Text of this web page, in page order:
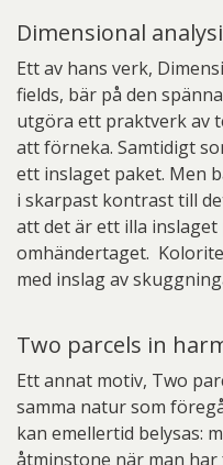
Dimensional
Ett av hans verk,
fields, bär på den
utgöra ett praktverk av
att förneka. Samtidigt
ett inslaget paket. Men
i skarpast kontrast till
att det är ett illa
omhändertaget.
med inslag av
Two parcels in
Ett annat motiv, Two
samma natur som
kan emellertid belysas:
åtminstone när man